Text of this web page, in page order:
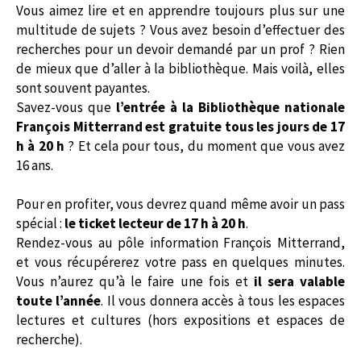
Vous aimez lire et en apprendre toujours plus sur une
multitude de sujets ? Vous avez besoin d’effectuer des
recherches pour un devoir demandé par un prof ? Rien
de mieux que d’aller à la bibliothèque. Mais voilà, elles
sont souvent payantes.
Savez-vous que l’entrée à la Bibliothèque nationale
François Mitterrand est gratuite tous les jours de 17
h à 20 h ? Et cela pour tous, du moment que vous avez
16 ans.
Pour en profiter, vous devrez quand même avoir un pass
spécial : le ticket lecteur de 17 h à 20 h.
Rendez-vous au pôle information François Mitterrand,
et vous récupérerez votre pass en quelques minutes.
Vous n’aurez qu’à le faire une fois et il sera valable
toute l’année. Il vous donnera accès à tous les espaces
lectures et cultures (hors expositions et espaces de
recherche).